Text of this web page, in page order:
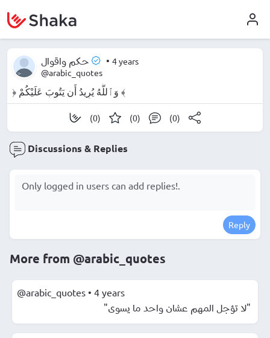
حكم واقوال • 4 years
@arabic_quotes
﴿ وَٱللَّهُ يُرِيدُ أَن يَتُوبَ عَلَيْكُمْ ﴾
(0) (0) (0)
Discussions & Replies
Reply
More from @arabic_quotes
@arabic_quotes • 4 years
"لا تؤجل المهم عشان واحد ما يسوى"